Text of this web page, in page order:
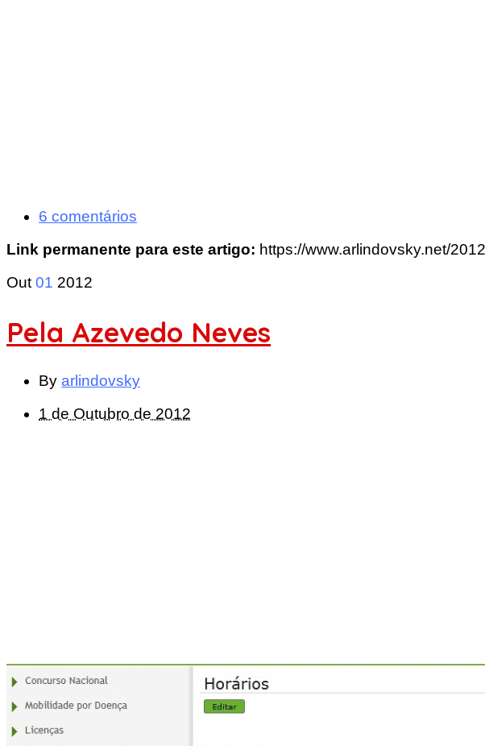
6 comentários
Link permanente para este artigo: https://www.arlindovsky.net/
Out 01 2012
Pela Azevedo Neves
By arlindovsky
1 de Outubro de 2012